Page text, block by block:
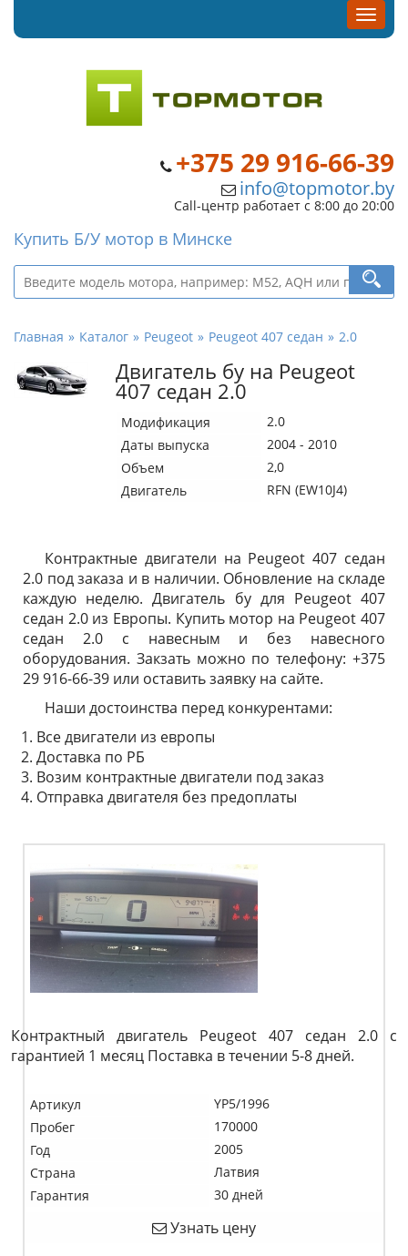
+375 29 916-66-39
info@topmotor.by
Call-центр работает с 8:00 до 20:00
Купить Б/У мотор в Минске
Главная Каталог Peugeot Peugeot 407 седан 2.0
Двигатель бу на Peugeot
407 седан 2.0
Модификация
2.0
Даты выпуска
2004 - 2010
Объем
2,0
Двигатель
RFN (EW10J4)
Контрактные двигатели на Peugeot 407 седан
2.0 под заказа и в наличии. Обновление на складе
каждую неделю. Двигатель бу для Peugeot 407
седан 2.0 из Европы. Купить мотор на Peugeot 407
седан 2.0 с навесным и без навесного
оборудования. Закзать можно по телефону: +375
29 916-66-39 или оставить заявку на сайте.
Наши достоинства перед конкурентами:
Все двигатели из европы
Доставка по РБ
Возим контрактные двигатели под заказ
Отправка двигателя без предоплаты
Контрактный двигатель Peugeot 407 седан 2.0 c
гарантией 1 месяц Поставка в течении 5-8 дней.
Артикул
YP5/1996
Пробег
170000
Год
2005
Страна
Латвия
Гарантия
30 дней
Узнать цену